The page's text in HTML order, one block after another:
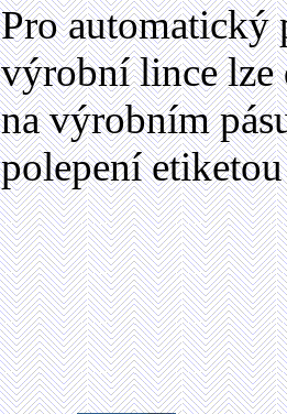
Pro automatický
výrobní lince lze
na výrobním
polepení